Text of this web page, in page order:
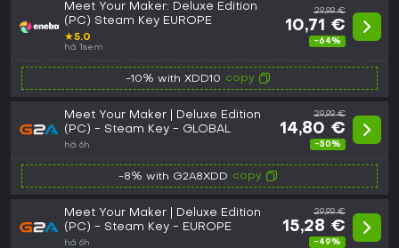
Meet Your Maker: Deluxe Edition
(PC) Steam Key EUROPE
★5.0
há 1sem
29,99 €
10,71 €
-64%
-10% with XDD10 copy
Meet Your Maker | Deluxe Edition
(PC) - Steam Key - GLOBAL
há 6h
29,99 €
14,80 €
-50%
-8% with G2A8XDD copy
Meet Your Maker | Deluxe Edition
(PC) - Steam Key - EUROPE
há 6h
29,99 €
15,28 €
-49%